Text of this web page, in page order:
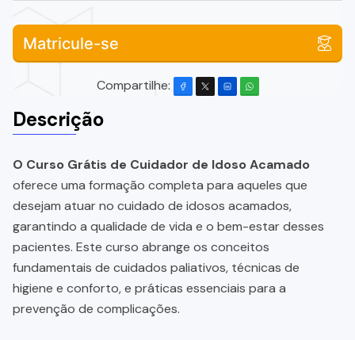
Matricule-se
Compartilhe:
Descrição
O Curso Grátis de Cuidador de Idoso Acamado
oferece uma formação completa para aqueles que
desejam atuar no cuidado de idosos acamados,
garantindo a qualidade de vida e o bem-estar desses
pacientes. Este curso abrange os conceitos
fundamentais de cuidados paliativos, técnicas de
higiene e conforto, e práticas essenciais para a
prevenção de complicações.